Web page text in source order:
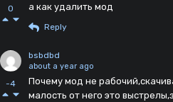
0 а как удалить мод
Reply
-4
bsbdbd
about a year ago
Почему мод не
малость от него это